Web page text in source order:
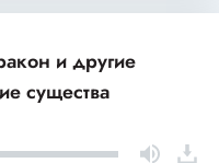
и другие
существа